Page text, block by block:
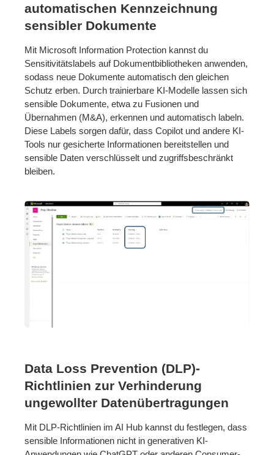
automatischen Kennzeichnung
sensibler Dokumente
Mit Microsoft Information Protection kannst du
Sensitivitätslabels auf Dokumentbibliotheken anwenden,
sodass neue Dokumente automatisch den gleichen
Schutz erben. Durch trainierbare KI-Modelle lassen sich
sensible Dokumente, etwa zu Fusionen und
Übernahmen (M&A), erkennen und automatisch labeln.
Diese Labels sorgen dafür, dass Copilot und andere KI-
Tools nur gesicherte Informationen bereitstellen und
sensible Daten verschlüsselt und zugriffsbeschränkt
bleiben.
Data Loss Prevention (DLP)-
Richtlinien zur Verhinderung
ungewollter Datenübertragungen
Mit DLP-Richtlinien im AI Hub kannst du festlegen, dass
sensible Informationen nicht in generativen KI-